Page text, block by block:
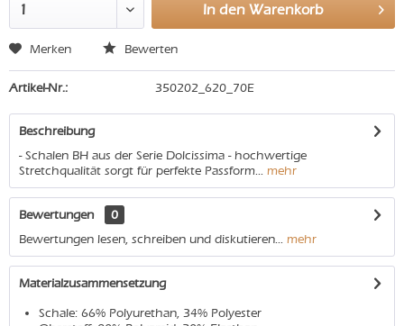
In den Warenkorb
Merken Bewerten
Artikel-Nr.: 350202_620_70E
Beschreibung
- Schalen BH aus der Serie Dolcissima - hochwertige
Stretchqualität sorgt für perfekte Passform... mehr
Bewertungen
0
Bewertungen lesen, schreiben und diskutieren... mehr
Materialzusammensetzung
Schale: 66% Polyurethan, 34% Polyester